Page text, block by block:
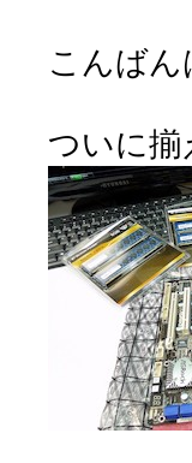
こんばん
ついに揃